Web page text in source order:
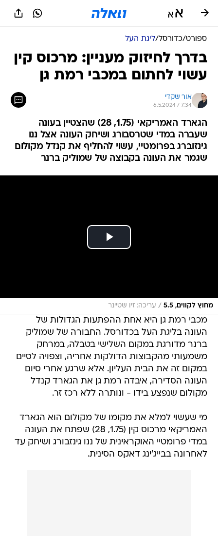
ספורט/כדורסל/ליגת העל
בדרך לחיזוק מעניין: מרכוס קין
עשוי לחתום במכבי רמת גן
אור שקדי
6.5.2024 / 7:34
הגארד האמריקאי (1.75, 28) שהצטיין בעונה
שעברה במדי שטרסבורג ושיחק העונה אצל ננו
גינזוברג בפרומטיי, עשוי להחליף את קנדל מקולום
שגמר את העונה בקבוצה של שמוליק ברנר
מחוץ לקווים, 5.5 / עריכה: זיו שטיינר
מכבי רמת גן היא אחת ההפתעות הגדולות של
העונה בליגת העל בכדורסל. החבורה של שמוליק
ברנר מדורגת במקום השלישי בטבלה, במרחק
משמעותי מהקבוצות הדולקות אחריה, וצפויה לסיים
במקום זה את הבית העליון. אלא שרגע אחרי סיום
העונה הסדירה, איבדה רמת גן את הגארד קנדל
מקולום שנפצע בידו - ונותרה ללא רכז זר.
מי שעשוי למלא את מקומו של מקולום הוא הגארד
האמריקאי מרכוס קין (1.75, 28) שפתח את העונה
במדי פרומטיי האוקראינית של ננו גינזבורג ושיחק עד
לאחרונה בבייג'ינג דאקס הסינית.